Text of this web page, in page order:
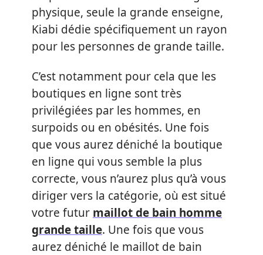
physique, seule la grande enseigne,
Kiabi dédie spécifiquement un rayon
pour les personnes de grande taille.
C’est notamment pour cela que les
boutiques en ligne sont très
privilégiées par les hommes, en
surpoids ou en obésités. Une fois
que vous aurez déniché la boutique
en ligne qui vous semble la plus
correcte, vous n’aurez plus qu’à vous
diriger vers la catégorie, où est situé
votre futur maillot de bain homme
grande taille. Une fois que vous
aurez déniché le maillot de bain